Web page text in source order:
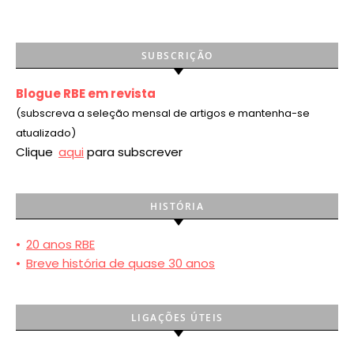
SUBSCRIÇÃO
Blogue RBE em revista
(subscreva a seleção mensal de artigos e mantenha-se
atualizado)
Clique aqui para subscrever
HISTÓRIA
• 20 anos RBE
• Breve história de quase 30 anos
LIGAÇÕES ÚTEIS